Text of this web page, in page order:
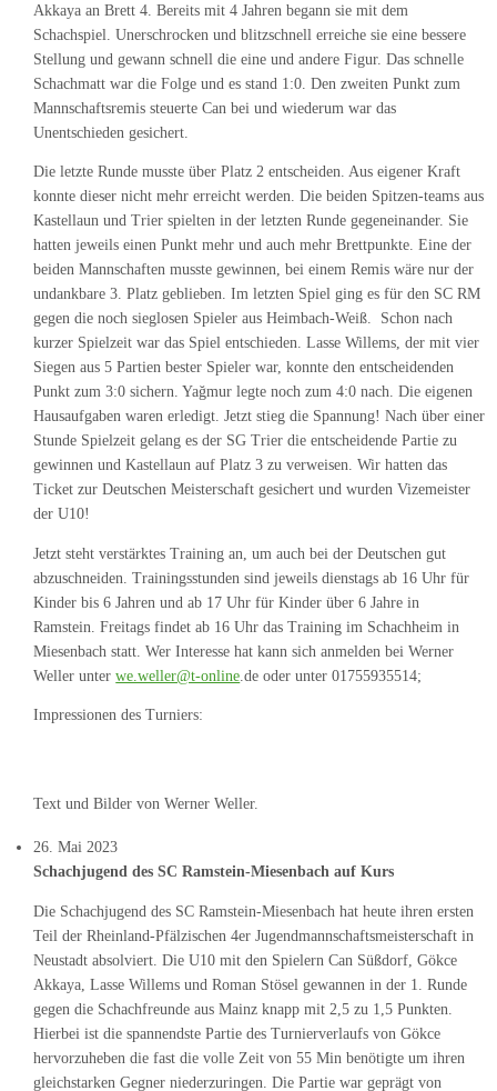
Akkaya an Brett 4. Bereits mit 4 Jahren begann sie mit dem
Schachspiel. Unerschrocken und blitzschnell erreiche sie eine bessere
Stellung und gewann schnell die eine und andere Figur. Das schnelle
Schachmatt war die Folge und es stand 1:0. Den zweiten Punkt zum
Mannschaftsremis steuerte Can bei und wiederum war das
Unentschieden gesichert.
Die letzte Runde musste über Platz 2 entscheiden. Aus eigener Kraft
konnte dieser nicht mehr erreicht werden. Die beiden Spitzen-teams aus
Kastellaun und Trier spielten in der letzten Runde gegeneinander. Sie
hatten jeweils einen Punkt mehr und auch mehr Brettpunkte. Eine der
beiden Mannschaften musste gewinnen, bei einem Remis wäre nur der
undankbare 3. Platz geblieben. Im letzten Spiel ging es für den SC RM
gegen die noch sieglosen Spieler aus Heimbach-Weiß. Schon nach
kurzer Spielzeit war das Spiel entschieden. Lasse Willems, der mit vier
Siegen aus 5 Partien bester Spieler war, konnte den entscheidenden
Punkt zum 3:0 sichern. Yağmur legte noch zum 4:0 nach. Die eigenen
Hausaufgaben waren erledigt. Jetzt stieg die Spannung! Nach über einer
Stunde Spielzeit gelang es der SG Trier die entscheidende Partie zu
gewinnen und Kastellaun auf Platz 3 zu verweisen. Wir hatten das
Ticket zur Deutschen Meisterschaft gesichert und wurden Vizemeister
der U10!
Jetzt steht verstärktes Training an, um auch bei der Deutschen gut
abzuschneiden. Trainingsstunden sind jeweils dienstags ab 16 Uhr für
Kinder bis 6 Jahren und ab 17 Uhr für Kinder über 6 Jahre in
Ramstein. Freitags findet ab 16 Uhr das Training im Schachheim in
Miesenbach statt. Wer Interesse hat kann sich anmelden bei Werner
Weller unterwe.weller@t-online .de oder unter 01755935514;
Impressionen des Turniers:
Text und Bilder von Werner Weller.
26. Mai 2023
Schachjugend des SC Ramstein-Miesenbach auf Kurs
Die Schachjugend des SC Ramstein-Miesenbach hat heute ihren ersten
Teil der Rheinland-Pfälzischen 4er Jugendmannschaftsmeisterschaft in
Neustadt absolviert. Die U10 mit den Spielern Can Süßdorf, Gökce
Akkaya, Lasse Willems und Roman Stösel gewannen in der 1. Runde
gegen die Schachfreunde aus Mainz knapp mit 2,5 zu 1,5 Punkten.
Hierbei ist die spannendste Partie des Turnierverlaufs von Gökce
hervorzuheben die fast die volle Zeit von 55 Min benötigte um ihren
gleichstarken Gegner niederzuringen. Die Partie war geprägt von